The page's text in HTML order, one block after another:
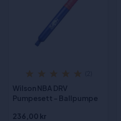
Wilson NBA DRV
Pumpesett - Ballpumpe
236,00 kr